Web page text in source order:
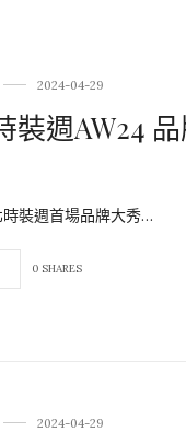
2024-04-29
裝週AW24
時裝週首場品牌大秀…
0 SHARES
2024-04-29